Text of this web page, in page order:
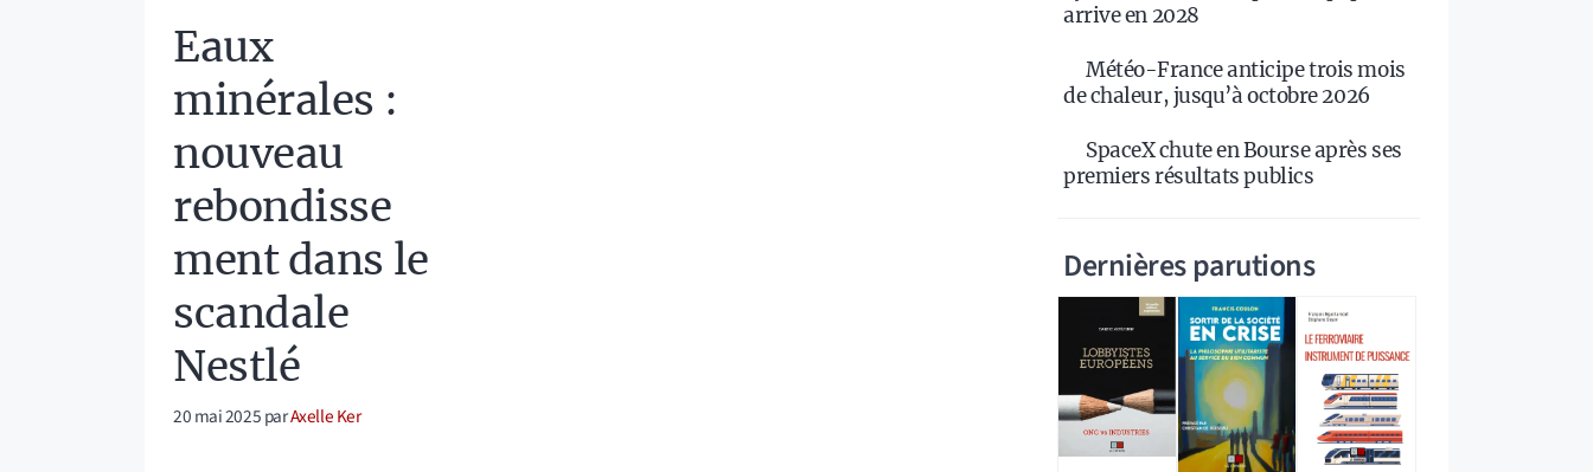
Eaux
minérales :
nouveau
rebondisse
ment dans le
scandale
Nestlé
20 mai 2025parAxelle Ker
arrive en 2028
Météo-France anticipe trois mois
de chaleur, jusqu’à octobre 2026
SpaceX chute en Bourse après ses
premiers résultats publics
Dernières parutions